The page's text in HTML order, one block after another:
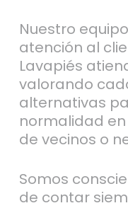
Nuestro
atención al
Lavapiés
valorando
alternativas
normalidad
de vecinos o
Somos
de contar